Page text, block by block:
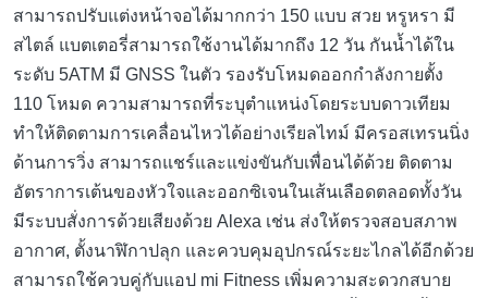
สามารถปรับแต่งหน้าจอได้มากกว่า 150 แบบ สวย หรูหรา มี
สไตล์ แบตเตอรี่สามารถใช้งานได้มากถึง 12 วัน กันน้ำได้ใน
ระดับ 5ATM มี GNSS ในตัว รองรับโหมดออกกำลังกายตั้ง
110 โหมด ความสามารถที่ระบุตำแหน่งโดยระบบดาวเทียม
ทำให้ติดตามการเคลื่อนไหวได้อย่างเรียลไทม์ มีครอสเทรนนิ่ง
ด้านการวิ่ง สามารถแชร์และแข่งขันกับเพื่อนได้ด้วย ติดตาม
อัตราการเต้นของหัวใจและออกซิเจนในเส้นเลือดตลอดทั้งวัน
มีระบบสั่งการด้วยเสียงด้วย Alexa เช่น ส่งให้ตรวจสอบสภาพ
อากาศ, ตั้งนาฬิกาปลุก และควบคุมอุปกรณ์ระยะไกลได้อีกด้วย
สามารถใช้ควบคู่กับแอป mi Fitness เพิ่มความสะดวกสบาย